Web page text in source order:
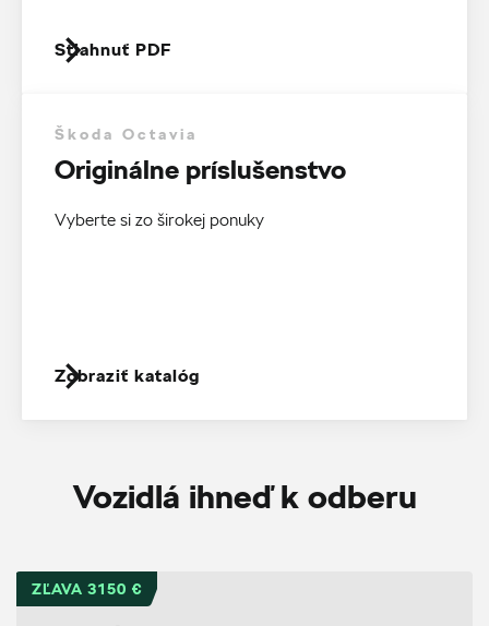
Stiahnuť PDF
Škoda Octavia
Originálne príslušenstvo
Vyberte si zo širokej ponuky
Zobraziť katalóg
Vozidlá ihneď k odberu
ZĽAVA 3150 €